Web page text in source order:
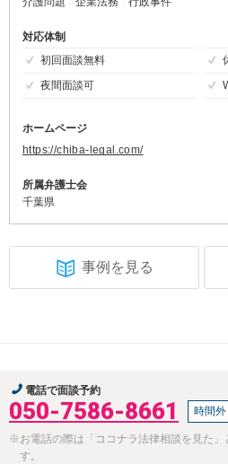
対応体制
初回面談無料
夜間面談可
ホームページ
https://chiba-legal.com/
所属弁護士会
千葉県
事例を見る
電話で面談予約
050-7586-8661 時間外
※お電話の際は「ココナラ法律相談を見た
す。